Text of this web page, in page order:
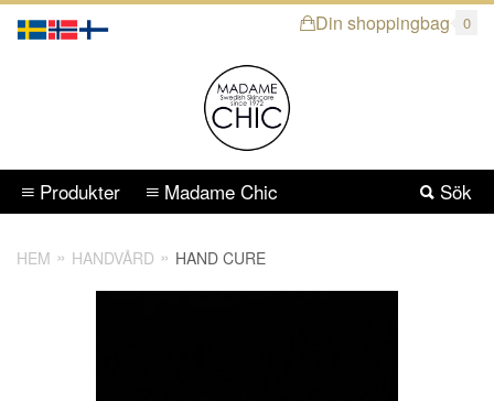
Din shoppingbag 0
Sök
Produkter Madame Chic
HEM HANDVÅRD HAND CURE